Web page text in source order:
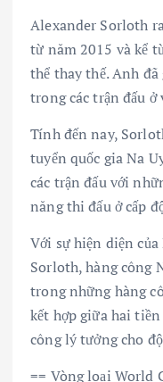
Alexander Sorloth
từ năm 2015 và kể
thể thay thế. Anh
trong các trận đấu
Tính đến nay,
tuyển quốc gia Na
các trận đấu với
năng thi đấu ở cấp
Với sự hiện diện
Sorloth, hàng công
trong những hàng
kết hợp giữa hai
công lý tưởng cho
== Vòng loại World